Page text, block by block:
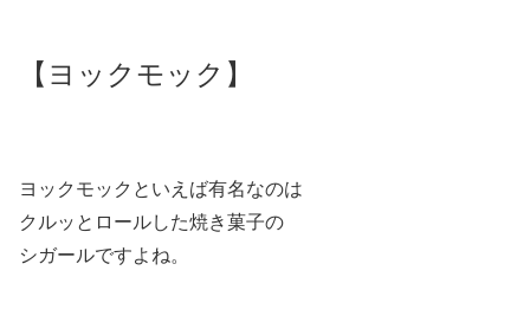
【ヨックモック】
ヨックモックといえば有名なのは
クルッとロールした焼き菓子の
シガールですよね。